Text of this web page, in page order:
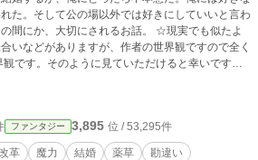
た。そして公の場以外では好きにしていいと言わ
大切にされるお話。 ☆現実でも似たよ
いなどがありますが、作者の世界観ですので全く
来ず、成長出来なくて稚拙な文章ではあるとは思
です。 ☆ざまぁ（？）は無いで
にでも読んでもらえると嬉しいです。 ☆全23
新していきます。 ☆感想ありがとうご
信させていただきます。
ファンタジー 3,895 位 / 53,295件
革 魔力 結婚 薬草
勘違い